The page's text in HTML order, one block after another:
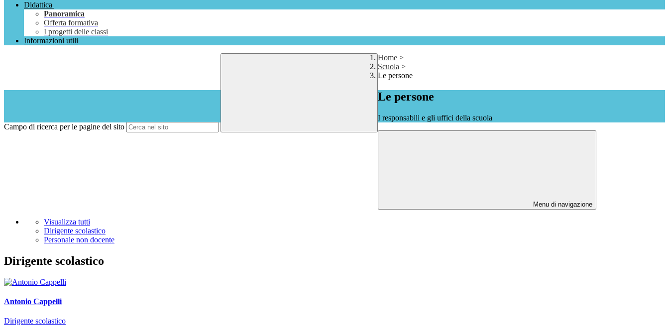
Didattica
Panoramica
Offerta formativa
I progetti delle classi
Informazioni utili
Campo di ricerca per le pagine del sito
Home >
Scuola >
Le persone
Le persone
I responsabili e gli uffici della scuola
Menu di navigazione
Visualizza tutti
Dirigente scolastico
Personale non docente
Dirigente scolastico
Antonio Cappelli
Dirigente scolastico